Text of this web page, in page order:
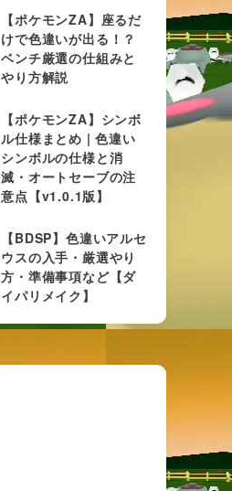
【ポケモンZA】座るだ
けで色違いが出る！？
ベンチ厳選の仕組みと
やり方解説
【ポケモンZA】シンボ
ル仕様まとめ | 色違い
シンボルの仕様と消
滅・オートセーブの注
意点【v1.0.1版】
【BDSP】色違いアルセ
ウスの入手・厳選やり
方・準備事項など【ダ
イパリメイク】